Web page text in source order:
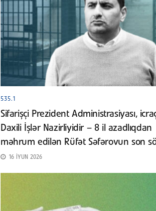
535.1
Sifarişçi Prezident Administrasiyası,
Daxili İşlər Nazirliyidir – 8 il azadlıqdan
məhrum edilən Rüfət Səfərovun son
16 İYUN 2026